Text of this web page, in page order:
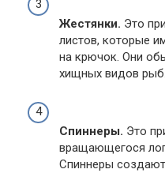
Жестянки. Это
листов, которые
на крючок. Они
хищных видов рыб.
Спиннеры. Это
вращающегося
Спиннеры